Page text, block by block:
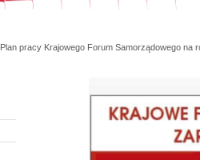
Plan pracy Krajowego Forum Samorządowego na